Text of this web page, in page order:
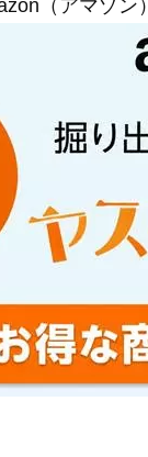
（アマゾン）